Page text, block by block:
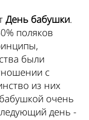
День бабушки.
поляков
были
с
из них
очень
день -